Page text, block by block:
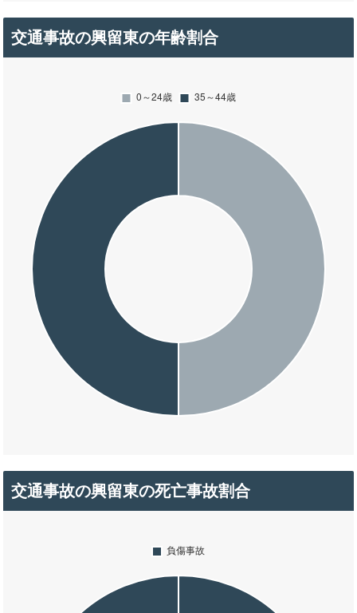
交通事故の興留東の年齢割合
交通事故の興留東の死亡事故割合